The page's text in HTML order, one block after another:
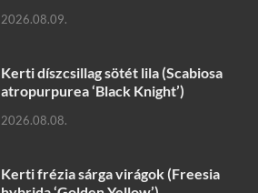
2026.08.09.
Kerti díszcsillag sötét lila (Scabiosa
atropurpurea ‘Black Knight’)
2026.08.08.
Kerti frézia sárga virágok (Freesia